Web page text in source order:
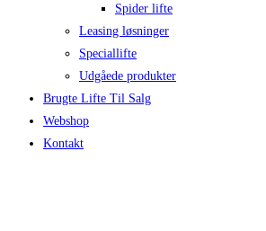
Spider lifte
Leasing løsninger
Speciallifte
Udgåede produkter
Brugte Lifte Til Salg
Webshop
Kontakt